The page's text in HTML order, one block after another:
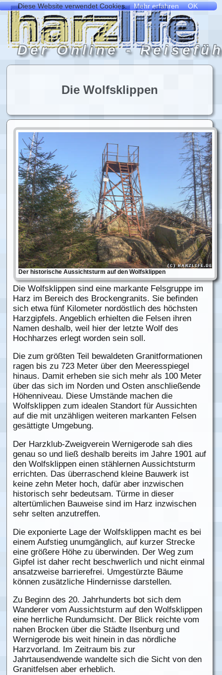
Die Wolfsklippen
Der historische Aussichtsturm auf den Wolfsklippen
Die Wolfsklippen sind eine markante Felsgruppe im
Harz im Bereich des Brockengranits. Sie befinden
sich etwa fünf Kilometer nordöstlich des höchsten
Harzgipfels. Angeblich erhielten die Felsen ihren
Namen deshalb, weil hier der letzte Wolf des
Hochharzes erlegt worden sein soll.
Die zum größten Teil bewaldeten Granitformationen
ragen bis zu 723 Meter über den Meeresspiegel
hinaus. Damit erheben sie sich mehr als 100 Meter
über das sich im Norden und Osten anschließende
Höhenniveau. Diese Umstände machen die
Wolfsklippen zum idealen Standort für Aussichten
auf die mit unzähligen weiteren markanten Felsen
gesättigte Umgebung.
Der Harzklub-Zweigverein Wernigerode sah dies
genau so und ließ deshalb bereits im Jahre 1901 auf
den Wolfsklippen einen stählernen Aussichtsturm
errichten. Das überraschend kleine Bauwerk ist
keine zehn Meter hoch, dafür aber inzwischen
historisch sehr bedeutsam. Türme in dieser
altertümlichen Bauweise sind im Harz inzwischen
sehr selten anzutreffen.
Die exponierte Lage der Wolfsklippen macht es bei
einem Aufstieg unumgänglich, auf kurzer Strecke
eine größere Höhe zu überwinden. Der Weg zum
Gipfel ist daher recht beschwerlich und nicht einmal
ansatzweise barrierefrei. Umgestürzte Bäume
können zusätzliche Hindernisse darstellen.
Zu Beginn des 20. Jahrhunderts bot sich dem
Wanderer vom Aussichtsturm auf den Wolfsklippen
eine herrliche Rundumsicht. Der Blick reichte vom
nahen Brocken über die Städte Ilsenburg und
Wernigerode bis weit hinein in das nördliche
Harzvorland. Im Zeitraum bis zur
Jahrtausendwende wandelte sich die Sicht von den
Granitfelsen aber erheblich.